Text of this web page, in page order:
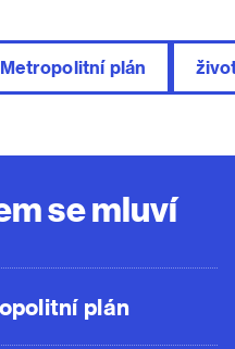
Metropolitní plán
se mluví
plán